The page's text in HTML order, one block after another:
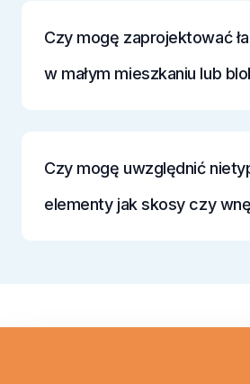
Czy mogę zaprojektować
w małym mieszkaniu lub
Czy mogę uwzględnić
elementy jak skosy czy